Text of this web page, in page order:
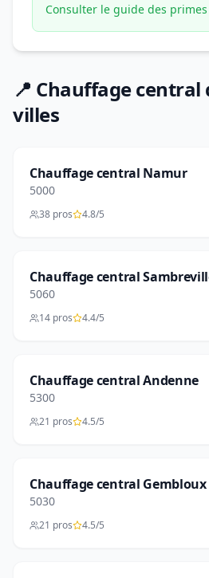
Consulter le guide des
📍 Chauffage central
villes
Chauffage central Namur
5000
38 pros 4.8/5
Chauffage central
5060
14 pros 4.4/5
Chauffage central Andenne
5300
21 pros 4.5/5
Chauffage central Gembloux
5030
21 pros 4.5/5